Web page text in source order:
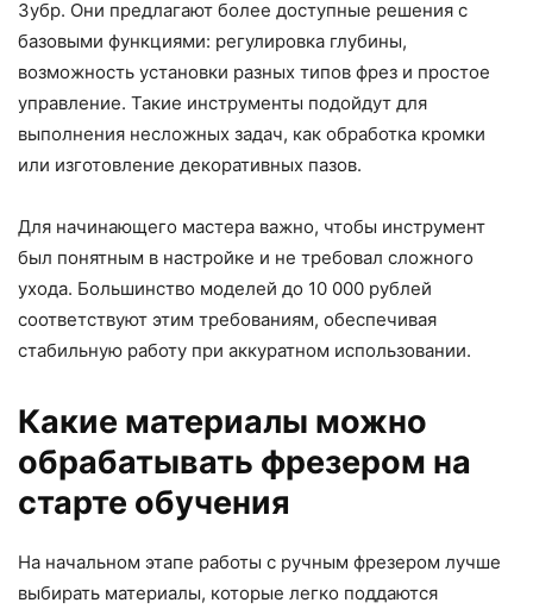
Зубр. Они предлагают более доступные решения с
базовыми функциями: регулировка глубины,
возможность установки разных типов фрез и простое
управление. Такие инструменты подойдут для
выполнения несложных задач, как обработка кромки
или изготовление декоративных пазов.
Для начинающего мастера важно, чтобы инструмент
был понятным в настройке и не требовал сложного
ухода. Большинство моделей до 10 000 рублей
соответствуют этим требованиям, обеспечивая
стабильную работу при аккуратном использовании.
Какие материалы можно
обрабатывать фрезером на
старте обучения
На начальном этапе работы с ручным фрезером лучше
выбирать материалы, которые легко поддаются